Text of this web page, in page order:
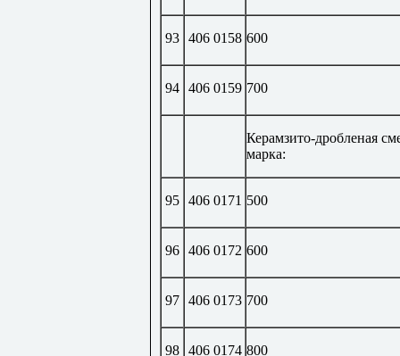
93 406 0158 600
94 406 0159 700
Керамзито-дробленая
марка:
95 406 0171 500
96 406 0172 600
97 406 0173 700
98 406 0174 800